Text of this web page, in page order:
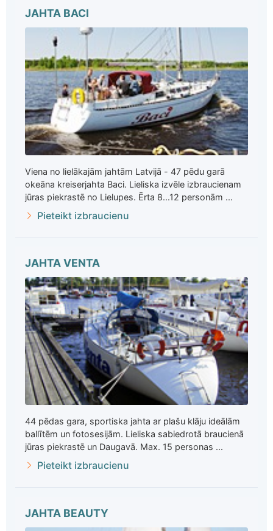
JAHTA BACI
Viena no lielākajām jahtām Latvijā - 47 pēdu garā
okeāna kreiserjahta Baci. Lieliska izvēle izbraucienam
jūras piekrastē no Lielupes. Ērta 8...12 personām ...
Pieteikt izbraucienu
JAHTA VENTA
44 pēdas gara, sportiska jahta ar plašu klāju ideālām
ballītēm un fotosesijām. Lieliska sabiedrotā braucienā
jūras piekrastē un Daugavā. Max. 15 personas ...
Pieteikt izbraucienu
JAHTA BEAUTY